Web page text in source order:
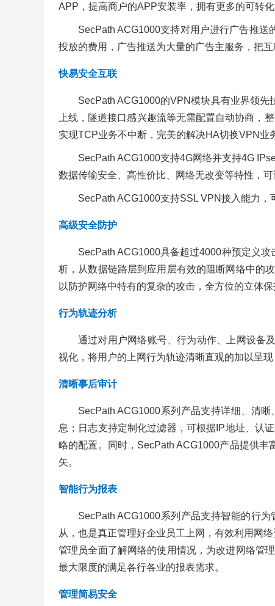
APP，提高商户的APP安装率，拥有更多的可转化
SecPath ACG1000支持对用户进行广告推
投放的费用，广告推送为大量的广告主服务，把
快易安全互联
SecPath ACG1000的VPN模块具有业界领
上线，隧道接口感兴趣流等无需配置自动协商，
实现TCP业务不中断，完美的解决HA切换VPN业
SecPath ACG1000支持4G网络并支持4G
数据传输安全、高性价比、网络无改变等特性，可
SecPath ACG1000支持SSL VPN接入能力，
高级安全防护
SecPath ACG1000具备超过4000种预定义
析，从数据链路层到应用层有效的阻断网络中的
以防护网络中特有的复杂的攻击，全方位的立体
行为轨迹分析
通过对用户网络账号、行为动作、上网设备
视化，将用户的上网行为轨迹清晰直观的加以呈
清晰事后审计
SecPath ACG1000系列产品支持详细、清
息；日志支持定制化过滤器，可根据IP地址、认
略的配置。同时，SecPath ACG1000产品提供
矢。
智能行为报表
SecPath ACG1000系列产品支持智能的行
从，也是真正管理好企业员工上网，有效利用网
管理员全面了解网络的使用情况，为改进网络管
最大限度的满足各行各业的报表需求。
管理简易安全